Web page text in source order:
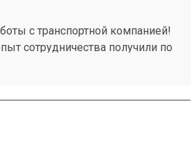
с транспортной компанией!
сотрудничества получили по
услуг. Рекомендуем